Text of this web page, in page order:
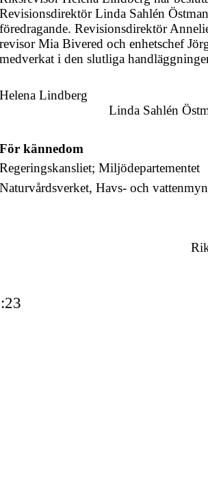
Revisionsdirektör Linda Sahlén
föredragande. Revisionsdirektör
revisor Mia Bivered och enhetschef
medverkat i den slutliga
Helena Lindberg
Linda Sahlén
För kännedom
Regeringskansliet; Miljödepartementet
Naturvårdsverket, Havs- och